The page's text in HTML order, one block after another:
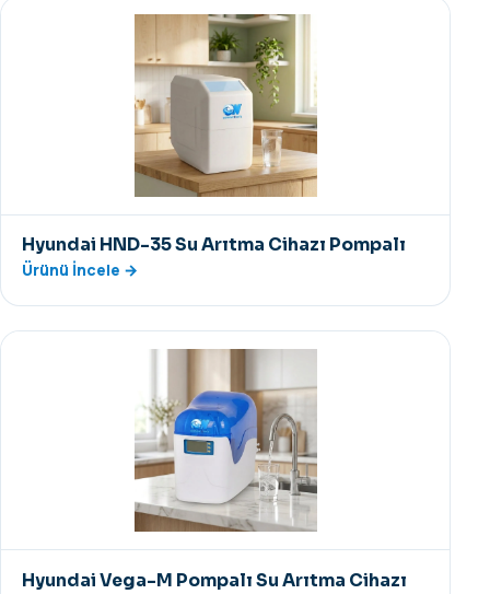
Hyundai HND-35 Su Arıtma Cihazı Pompalı
Ürünü İncele →
Hyundai Vega-M Pompalı Su Arıtma Cihazı